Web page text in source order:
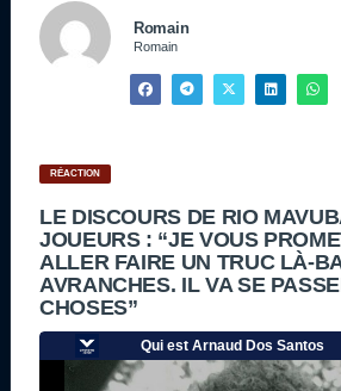
Romain
Romain
RÉACTION
LE DISCOURS DE RIO
JOUEURS : “JE VOUS
ALLER FAIRE UN TRUC LÀ-
AVRANCHES. IL VA SE
CHOSES”